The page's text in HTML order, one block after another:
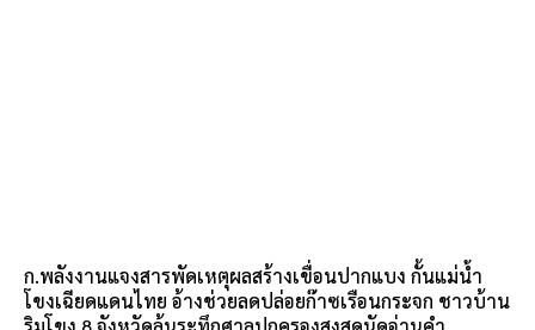
ก.พลังงานแจงสารพัดเหตุผลสร้างเขื่อนปากแบง กั้นแม่น้ำ
โขงเฉียดแดนไทย อ้างช่วยลดปล่อยก๊าซเรือนกระจก ชาวบ้าน